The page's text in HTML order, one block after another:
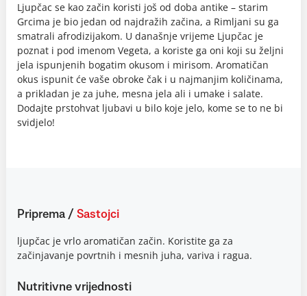
Ljupčac se kao začin koristi još od doba antike – starim
Grcima je bio jedan od najdražih začina, a Rimljani su ga
smatrali afrodizijakom. U današnje vrijeme Ljupčac je
poznat i pod imenom Vegeta, a koriste ga oni koji su željni
jela ispunjenih bogatim okusom i mirisom. Aromatičan
okus ispunit će vaše obroke čak i u najmanjim količinama,
a prikladan je za juhe, mesna jela ali i umake i salate.
Dodajte prstohvat ljubavi u bilo koje jelo, kome se to ne bi
svidjelo!
Priprema / Sastojci
ljupčac je vrlo aromatičan začin. Koristite ga za
začinjavanje povrtnih i mesnih juha, variva i ragua.
Nutritivne vrijednosti